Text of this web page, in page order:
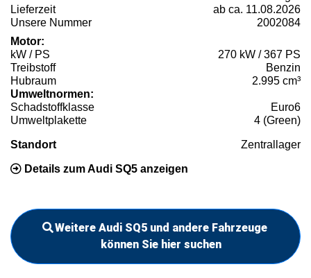
Lieferzeit
ab ca. 11.08.2026
Unsere Nummer
2002084
Motor:
kW / PS
270 kW / 367 PS
Treibstoff
Benzin
Hubraum
2.995 cm³
Umweltnormen:
Schadstoffklasse
Euro6
Umweltplakette
4 (Green)
Standort Zentrallager
Details zum Audi SQ5 anzeigen
Weitere Audi SQ5 und andere Fahrzeuge
können Sie hier suchen